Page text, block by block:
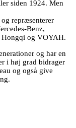
siden 1924. Men
repræsenterer
Benz,
Hongqi og VOYAH.
og har en
i høj grad bidrager
og også give